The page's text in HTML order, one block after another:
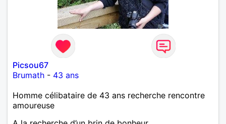
Picsou67
Brumath - 43 ans
Homme célibataire de 43 ans recherche rencontre
amoureuse